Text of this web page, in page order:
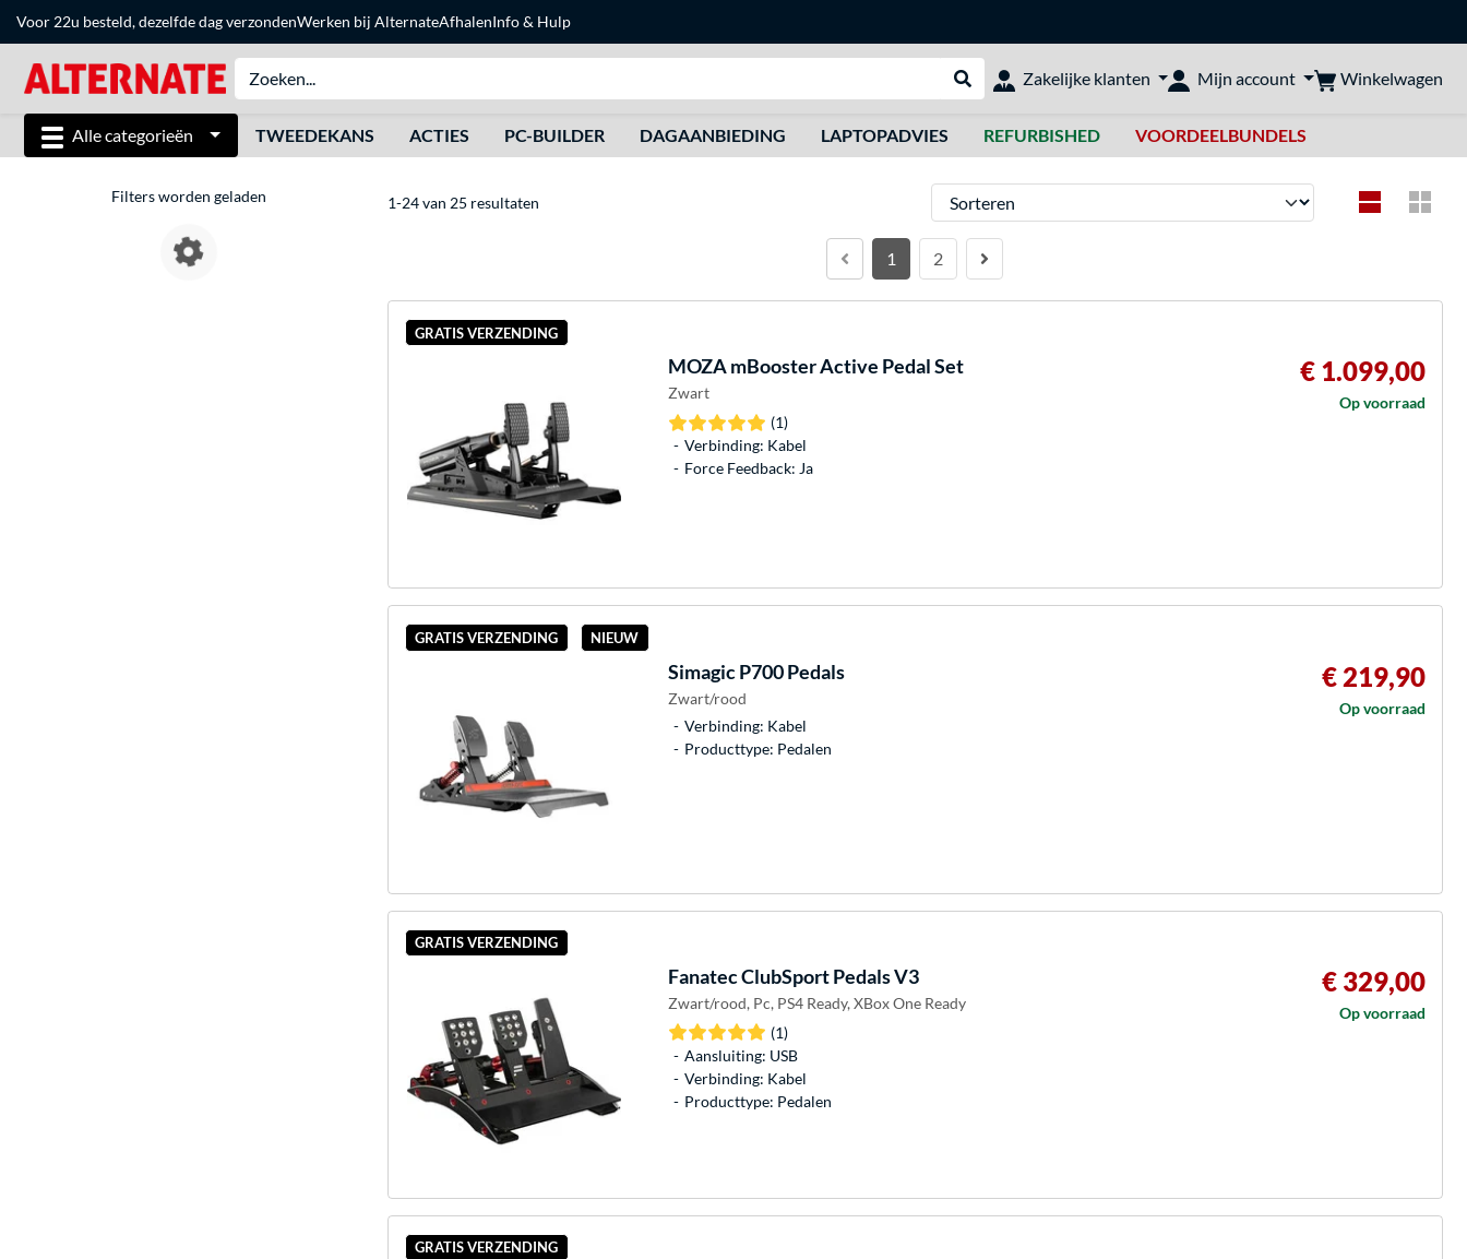
Voor 22u besteld, dezelfde dag verzondenWerken bij AlternateAfhalenInfo & Hulp
Webshop doorzoeken
Zakelijke klanten Mijn account Winkelwagen
Alle categorieën TWEEDEKANS ACTIES PC-BUILDER DAGAANBIEDING LAPTOPADVIES REFURBISHED VOORDEELBUNDELS
Filters worden geladen 1-24 van 25 resultaten Sorteren
1 2
GRATIS VERZENDING
MOZAmBooster Active Pedal Set
Zwart
(1)
Verbinding: Kabel
Force Feedback: Ja
€ 1.099,00
Op voorraad
GRATIS VERZENDING NIEUW
SimagicP700 Pedals
Zwart/rood
Verbinding: Kabel
Producttype: Pedalen
€ 219,90
Op voorraad
GRATIS VERZENDING
FanatecClubSport Pedals V3
Zwart/rood, Pc, PS4 Ready, XBox One Ready
(1)
Aansluiting: USB
Verbinding: Kabel
Producttype: Pedalen
€ 329,00
Op voorraad
GRATIS VERZENDING